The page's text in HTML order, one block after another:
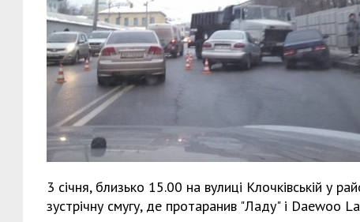
3 січня, близько 15.00 на вулиці Клочківській у
зустрічну смугу, де протаранив "Ладу" і Daewoo